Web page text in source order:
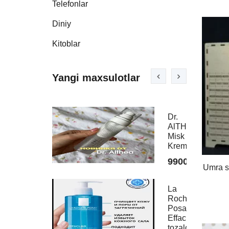
Telefonlar
Diniy
Kitoblar
Yangi maxsulotlar
Dr.
AlTHEA
Misk
Krem
99000
La
Roche-
Posay
Umra